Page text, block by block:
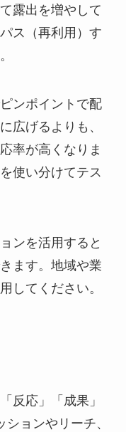
露出を増やして
ス（再利用）す
ンポイントで配
広げるよりも、
率が高くなりま
使い分けてテス
ンを活用すると
ます。地域や業
してください。
反応」「成果」
ョンやリーチ、